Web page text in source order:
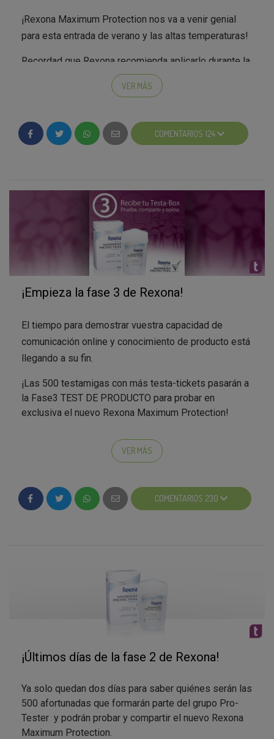
¡Rexona Maximum Protection nos va a venir genial
para esta entrada de verano y las altas temperaturas!
Recordad que Rexona recomienda aplicarlo durante la
noche porque es el momento en que la piel está más
El esperado momento de probar, compartir y opinar
sobre el producto por fin ha llegado.
de bienvenida al grupo Pro-Tester. ¡La encuesta final y
el foto-concurso os esperan!
¿Ya habéis pensado quiénes serán vuestras
;)
VER MÁS
COMENTARIOS 124
¡Empieza la fase 3 de Rexona!
El tiempo para demostrar vuestra capacidad de
comunicación online y conocimiento de producto está
llegando a su fin.
¡Las 500 testamigas con más testa-tickets pasarán a
la Fase3 TEST DE PRODUCTO para probar en
exclusiva el nuevo Rexona Maximum Protection!
Para comprobar si has pasado a la Fase3, sólo
tendrás que iniciar sesión y acceder a la campaña de
Si has sido de las 500 testamigas con más testa-
tickets, ¡MUCHAS FELICIDADES! Una vez confirmes
Recuerda que en esta fase del test esperamos que
pruebes el producto, lo des a conocer, nos respondas
las encuestas? ¡y no te olvides de participar en el
foto-concurso para poder ganar un fantástico premio!
desanimes!, en breve lanzaremos otra campaña
parte del grupo Pro-Tester.
VER MÁS
COMENTARIOS 230
¡Últimos días de la fase 2 de Rexona!
Ya solo quedan dos días para saber quiénes serán las
500 afortunadas que formarán parte del grupo Pro-
Tester y podrán probar y compartir el nuevo Rexona
Maximum Protection.